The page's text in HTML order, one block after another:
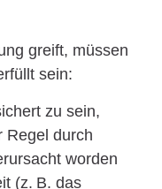
greift, müssen
sein:
zu sein,
Regel durch
worden
(z. B. das